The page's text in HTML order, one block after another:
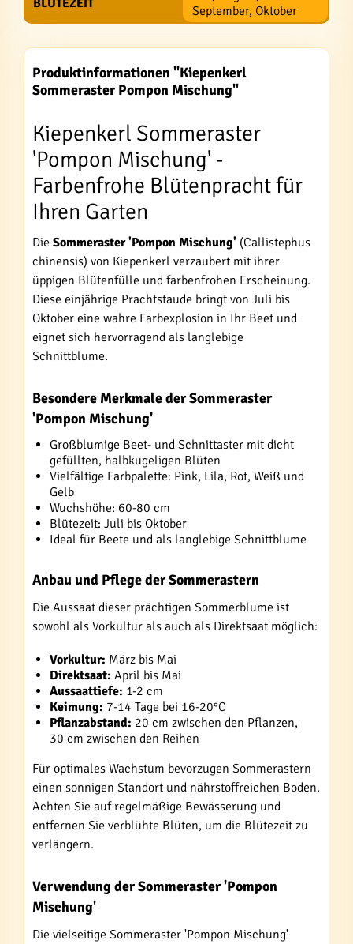
BLÜTEZEIT
September, Oktober
Produktinformationen "Kiepenkerl
Sommeraster Pompon Mischung"
Kiepenkerl Sommeraster
'Pompon Mischung' -
Farbenfrohe Blütenpracht für
Ihren Garten
Die Sommeraster 'Pompon Mischung' (Callistephus
chinensis) von Kiepenkerl verzaubert mit ihrer
üppigen Blütenfülle und farbenfrohen Erscheinung.
Diese einjährige Prachtstaude bringt von Juli bis
Oktober eine wahre Farbexplosion in Ihr Beet und
eignet sich hervorragend als langlebige
Schnittblume.
Besondere Merkmale der Sommeraster
'Pompon Mischung'
Großblumige Beet- und Schnittaster mit dicht
gefüllten, halbkugeligen Blüten
Vielfältige Farbpalette: Pink, Lila, Rot, Weiß und
Gelb
Wuchshöhe: 60-80 cm
Blütezeit: Juli bis Oktober
Ideal für Beete und als langlebige Schnittblume
Anbau und Pflege der Sommerastern
Die Aussaat dieser prächtigen Sommerblume ist
sowohl als Vorkultur als auch als Direktsaat möglich:
Vorkultur: März bis Mai
Direktsaat: April bis Mai
Aussaattiefe: 1-2 cm
Keimung: 7-14 Tage bei 16-20°C
Pflanzabstand: 20 cm zwischen den Pflanzen,
30 cm zwischen den Reihen
Für optimales Wachstum bevorzugen Sommerastern
einen sonnigen Standort und nährstoffreichen Boden.
Achten Sie auf regelmäßige Bewässerung und
entfernen Sie verblühte Blüten, um die Blütezeit zu
verlängern.
Verwendung der Sommeraster 'Pompon
Mischung'
Die vielseitige Sommeraster 'Pompon Mischung'